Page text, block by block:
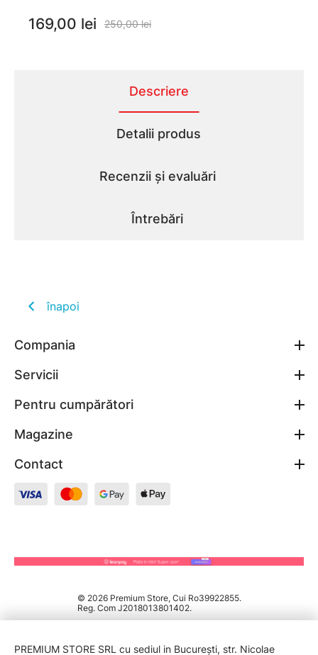
169,00 lei 250,00 lei
Descriere
Detalii produs
Recenzii și evaluări
Întrebări
înapoi
Compania
Servicii
Pentru cumpărători
Magazine
Contact
© 2026 Premium Store, Cui Ro39922855.
Reg. Com J2018013801402.
PREMIUM STORE SRL cu sediul in București, str. Nicolae